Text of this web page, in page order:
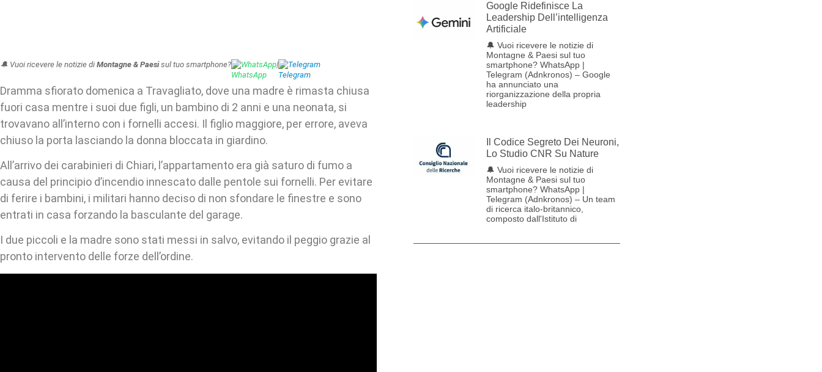
🔔 Vuoi ricevere le notizie di Montagne & Paesisul tuo smartphone? WhatsApp| Telegram
Dramma sfiorato domenica a Travagliato, dove una madre è rimasta chiusa
fuori casa mentre i suoi due figli, un bambino di 2 anni e una neonata, si
trovavano all’interno con i fornelli accesi. Il figlio maggiore, per errore, aveva
chiuso la porta lasciando la donna bloccata in giardino.
All’arrivo dei carabinieri di Chiari, l’appartamento era già saturo di fumo a
causa del principio d’incendio innescato dalle pentole sui fornelli. Per evitare
di ferire i bambini, i militari hanno deciso di non sfondare le finestre e sono
entrati in casa forzando la basculante del garage.
I due piccoli e la madre sono stati messi in salvo, evitando il peggio grazie al
pronto intervento delle forze dell’ordine.
Google Ridefinisce La
Leadership Dell’intelligenza
Artificiale
🔔 Vuoi ricevere le notizie di
Montagne & Paesi sul tuo
smartphone? WhatsApp |
Telegram (Adnkronos) – Google
ha annunciato una
riorganizzazione della propria
leadership
Il Codice Segreto Dei Neuroni,
Lo Studio CNR Su Nature
🔔 Vuoi ricevere le notizie di
Montagne & Paesi sul tuo
smartphone? WhatsApp |
Telegram (Adnkronos) – Un team
di ricerca italo-britannico,
composto dall'Istituto di